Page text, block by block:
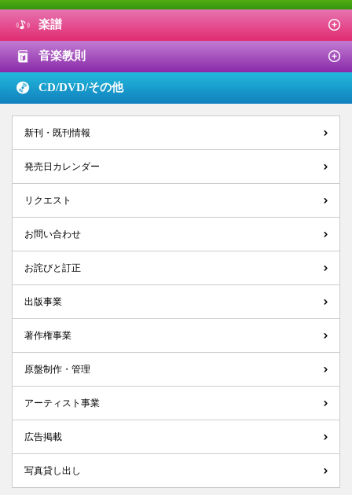
楽譜
音楽教則
CD/DVD/その他
新刊・既刊情報
発売日カレンダー
リクエスト
お問い合わせ
お詫びと訂正
出版事業
著作権事業
原盤制作・管理
アーティスト事業
広告掲載
写真貸し出し